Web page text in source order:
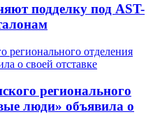
подделку под AST-
регионального
люди» объявила о